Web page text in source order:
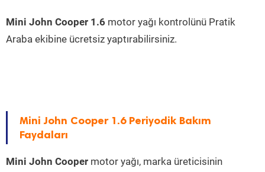
Mini John Cooper 1.6 motor yağı kontrolünü Pratik
Araba ekibine ücretsiz yaptırabilirsiniz.
Mini John Cooper 1.6 Periyodik Bakım
Faydaları
Mini John Cooper motor yağı, marka üreticisinin